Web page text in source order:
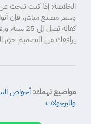
الخلاصة: إذا كنت تبحث
وسعر مصنع مباشر، فإن
كفالة تصل
يرافقك من التصميم حتى
مواضيع تهمك: أحواض
والبرجولات